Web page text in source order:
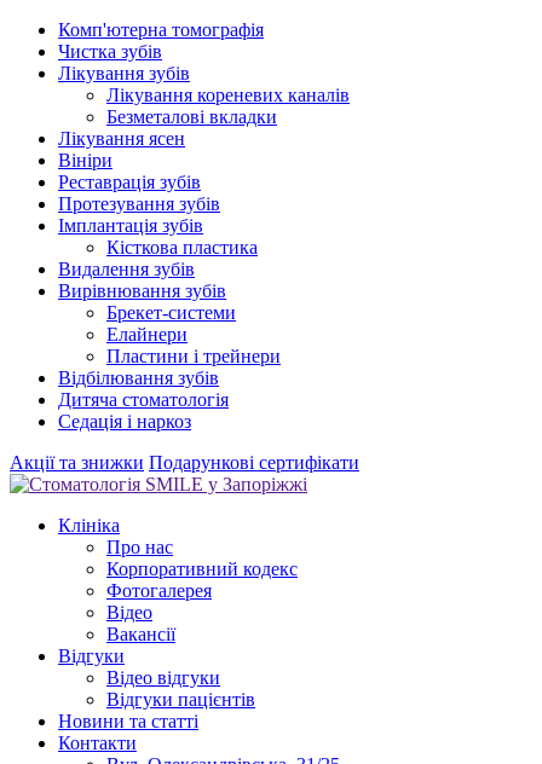
Комп'ютерна томографія
Чистка зубів
Лікування зубів
Лікування кореневих каналів
Безметалові вкладки
Лікування ясен
Вініри
Реставрація зубів
Протезування зубів
Імплантація зубів
Кісткова пластика
Видалення зубів
Вирівнювання зубів
Брекет-системи
Елайнери
Пластини і трейнери
Відбілювання зубів
Дитяча стоматологія
Седація і наркоз
Акції та знижки Подарункові сертифікати
Клініка
Про нас
Корпоративний кодекс
Фотогалерея
Відео
Вакансії
Відгуки
Відео відгуки
Відгуки пацієнтів
Новини та статті
Контакти